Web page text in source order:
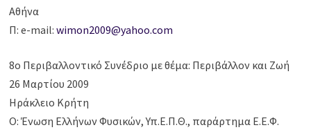
Αθήνα
Π: e-mail:wimon2009@yahoo.com
8ο Περιβαλλοντικό Συνέδριο με θέμα: Περιβάλλον και Ζωή
26 Μαρτίου 2009
Ηράκλειο Κρήτη
Ο: Ένωση Ελλήνων Φυσικών, Υπ.Ε.Π.Θ., παράρτημα Ε.Ε.Φ.